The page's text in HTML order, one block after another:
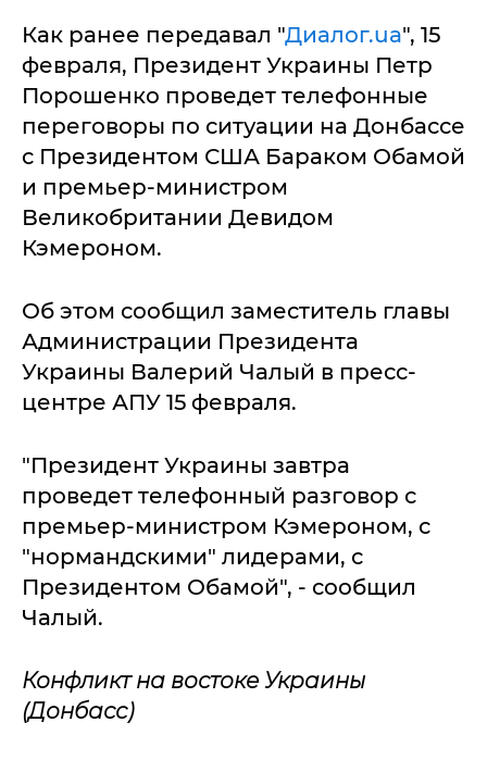
Как ранее передавал "Диалог.ua", 15
февраля, Президент Украины Петр
Порошенко проведет телефонные
переговоры по ситуации на Донбассе
с Президентом США Бараком Обамой
и премьер-министром
Великобритании Девидом
Кэмероном.
Об этом сообщил заместитель главы
Администрации Президента
Украины Валерий Чалый в пресс-
центре АПУ 15 февраля.
"Президент Украины завтра
проведет телефонный разговор с
премьер-министром Кэмероном, с
"нормандскими" лидерами, с
Президентом Обамой", - сообщил
Чалый.
Конфликт на востоке Украины
(Донбасс)